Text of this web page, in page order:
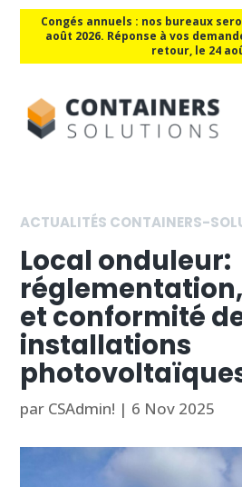
Congés annuels : nos bureaux
août 2026. Réponse à vos
retour, le 24
ACTUALITÉS CONTAINERS-
Local onduleur:
et conformité
installations
par CSAdmin! | 6 Nov 2025